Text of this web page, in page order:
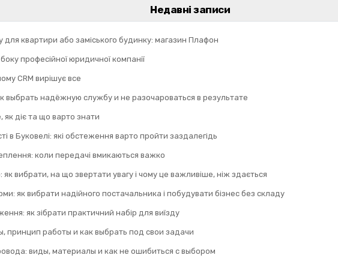
Недавні записи
для квартири або заміського будинку: магазин Плафон
професійної юридичної компанії
CRM вирішує все
выбрать надёжную службу и не разочароваться в результате
діє та що варто знати
в Буковелі: які обстеження варто пройти заздалегідь
коли передачі вмикаються важко
вибрати, на що звертати увагу і чому це важливіше, ніж здається
як вибрати надійного постачальника і побудувати бізнес без складу
як зібрати практичний набір для виїзду
принцип работы и как выбрать под свои задачи
виды, материалы и как не ошибиться с выбором